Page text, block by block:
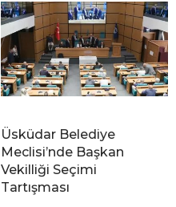
Üsküdar Belediye
Meclisi’nde Başkan
Vekilliği Seçimi
Tartışması